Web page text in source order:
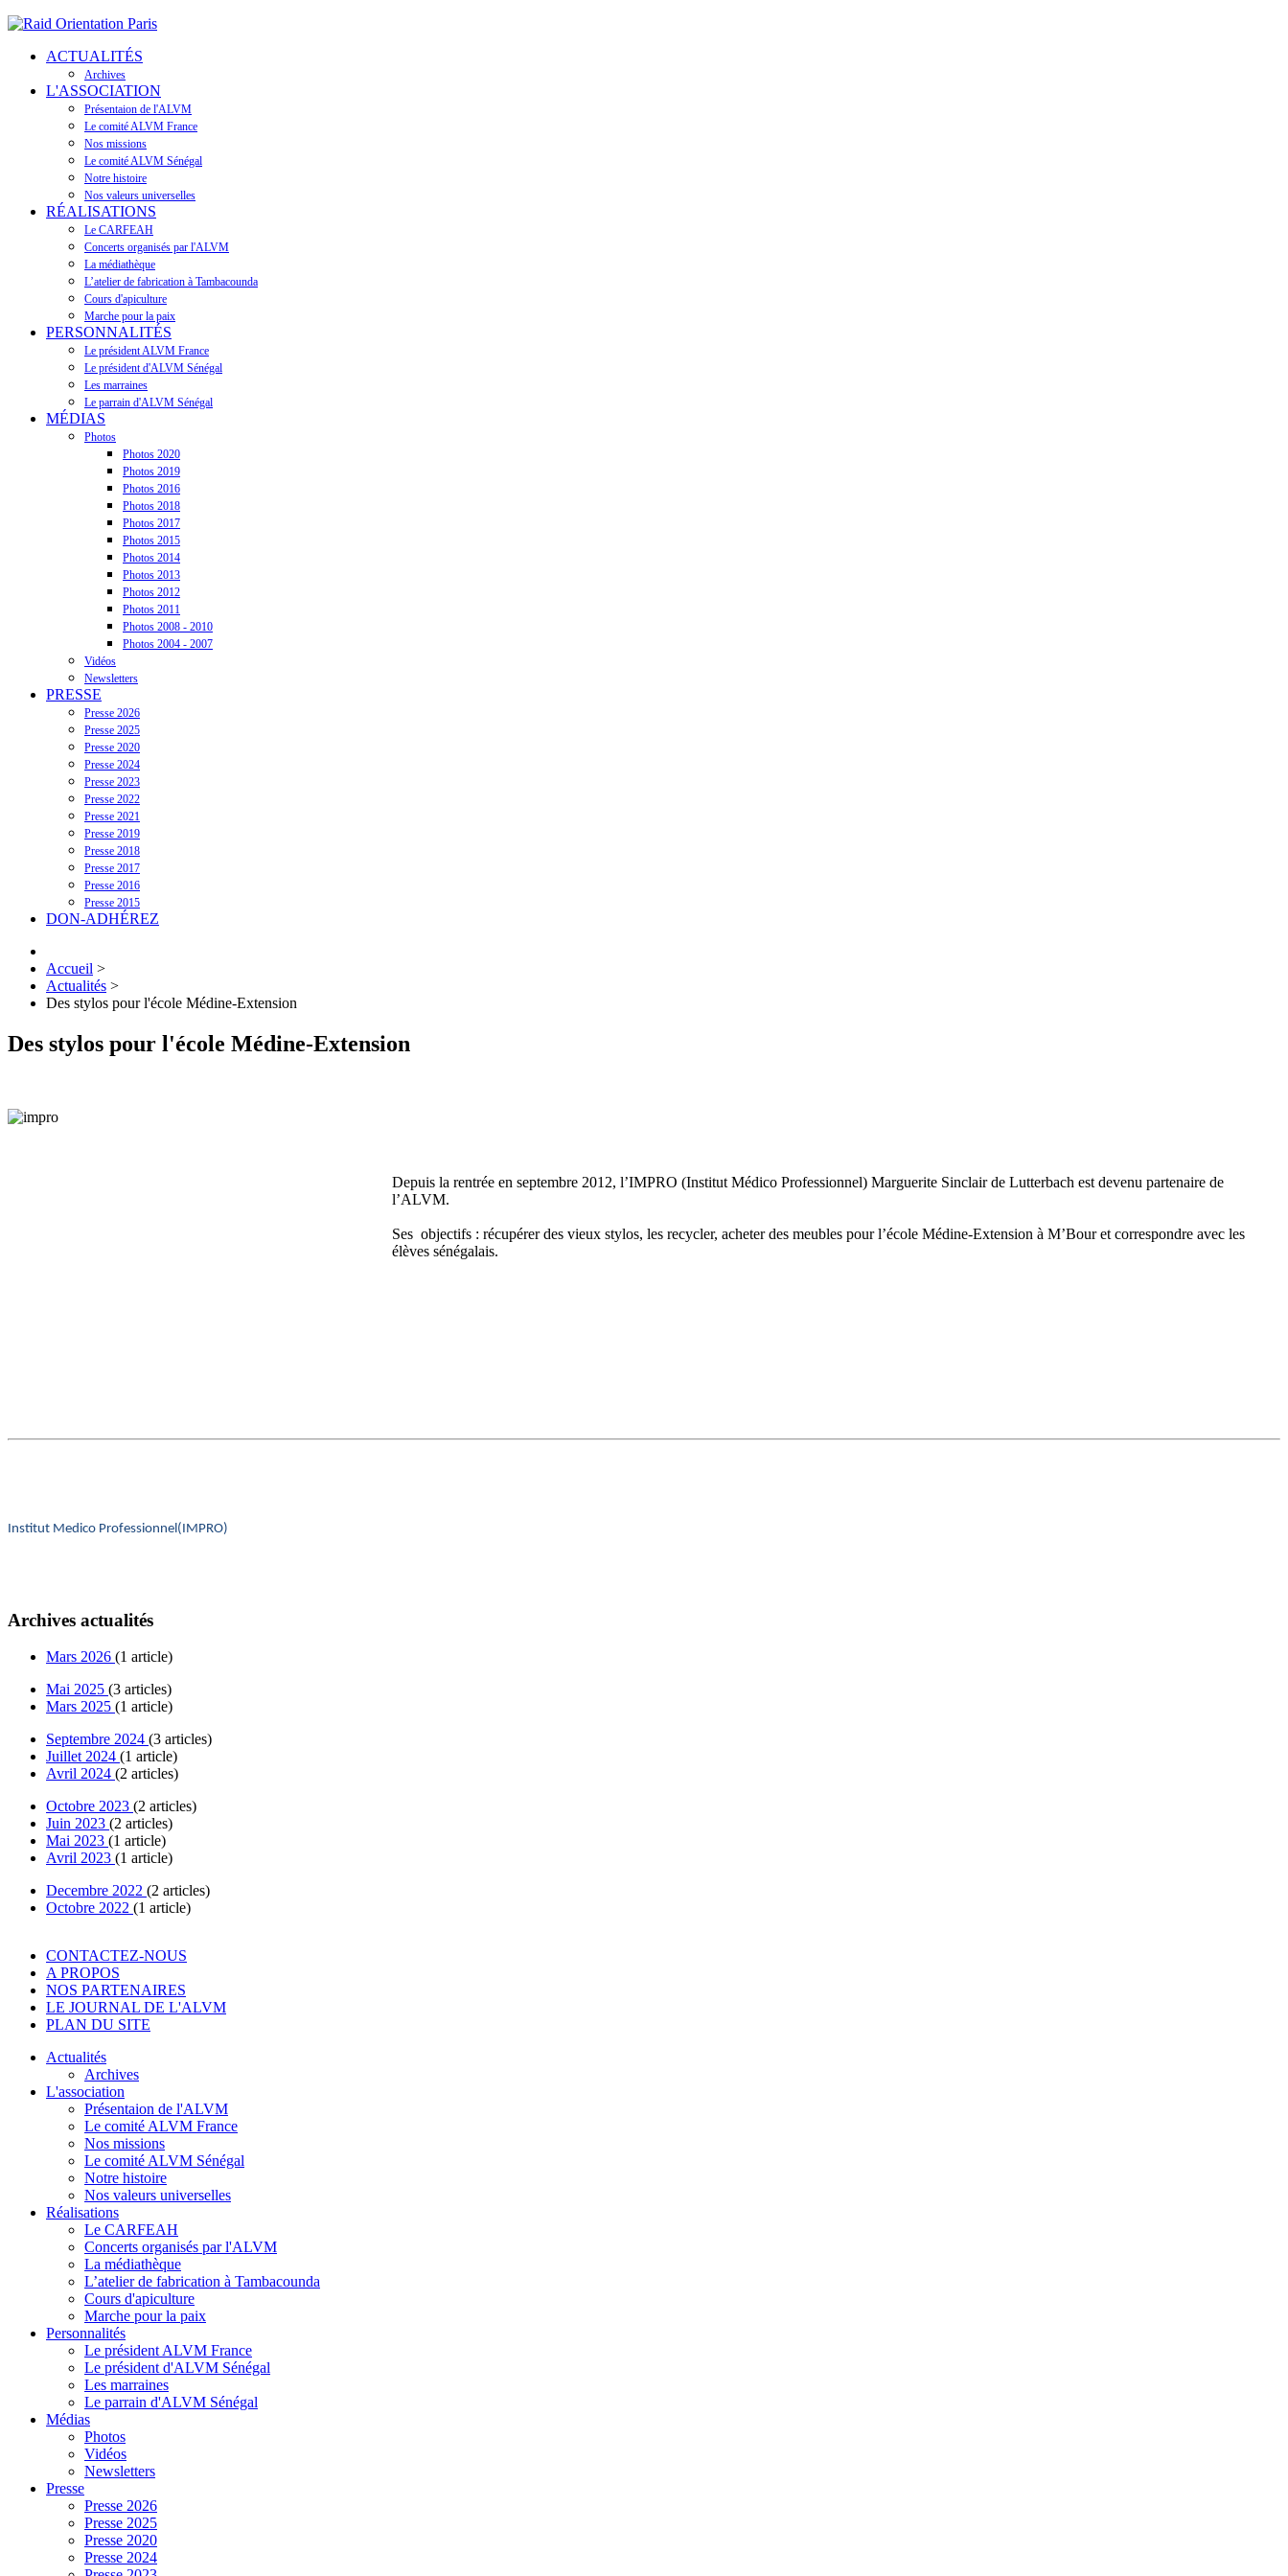
ACTUALITÉS
Archives
L'ASSOCIATION
Présentaion de l'ALVM
Le comité ALVM France
Nos missions
Le comité ALVM Sénégal
Notre histoire
Nos valeurs universelles
RÉALISATIONS
Le CARFEAH
Concerts organisés par l'ALVM
La médiathèque
L’atelier de fabrication à Tambacounda
Cours d'apiculture
Marche pour la paix
PERSONNALITÉS
Le président ALVM France
Le président d'ALVM Sénégal
Les marraines
Le parrain d'ALVM Sénégal
MÉDIAS
Photos
Photos 2020
Photos 2019
Photos 2016
Photos 2018
Photos 2017
Photos 2015
Photos 2014
Photos 2013
Photos 2012
Photos 2011
Photos 2008 - 2010
Photos 2004 - 2007
Vidéos
Newsletters
PRESSE
Presse 2026
Presse 2025
Presse 2020
Presse 2024
Presse 2023
Presse 2022
Presse 2021
Presse 2019
Presse 2018
Presse 2017
Presse 2016
Presse 2015
DON-ADHÉREZ
Accueil >
Actualités >
Des stylos pour l'école Médine-Extension
Des stylos pour l'école Médine-Extension
Depuis la rentrée en septembre 2012, l’IMPRO (Institut Médico Professionnel) Marguerite Sinclair de Lutterbach est devenu partenaire de
l’ALVM.
Ses objectifs : récupérer des vieux stylos, les recycler, acheter des meubles pour l’école Médine-Extension à M’Bour et correspondre avec les
élèves sénégalais.
Institut Medico Professionnel(IMPRO)
Archives actualités
Mars 2026 (1 article)
Mai 2025 (3 articles)
Mars 2025 (1 article)
Septembre 2024 (3 articles)
Juillet 2024 (1 article)
Avril 2024 (2 articles)
Octobre 2023 (2 articles)
Juin 2023 (2 articles)
Mai 2023 (1 article)
Avril 2023 (1 article)
Decembre 2022 (2 articles)
Octobre 2022 (1 article)
CONTACTEZ-NOUS
A PROPOS
NOS PARTENAIRES
LE JOURNAL DE L'ALVM
PLAN DU SITE
Actualités
Archives
L'association
Présentaion de l'ALVM
Le comité ALVM France
Nos missions
Le comité ALVM Sénégal
Notre histoire
Nos valeurs universelles
Réalisations
Le CARFEAH
Concerts organisés par l'ALVM
La médiathèque
L’atelier de fabrication à Tambacounda
Cours d'apiculture
Marche pour la paix
Personnalités
Le président ALVM France
Le président d'ALVM Sénégal
Les marraines
Le parrain d'ALVM Sénégal
Médias
Photos
Vidéos
Newsletters
Presse
Presse 2026
Presse 2025
Presse 2020
Presse 2024